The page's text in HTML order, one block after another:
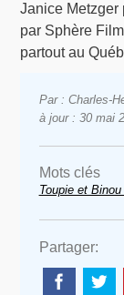
Janice Metzger
par Sphère
partout au
Par : Charles-
à jour : 30 mai
Mots clés
Toupie et
Partager: